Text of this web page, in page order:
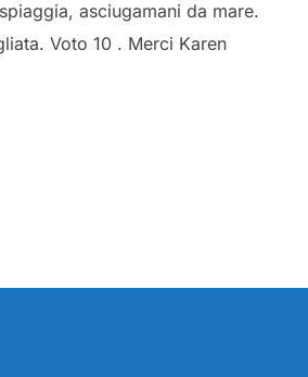
asciugamani da mare.
Voto 10 . Merci Karen